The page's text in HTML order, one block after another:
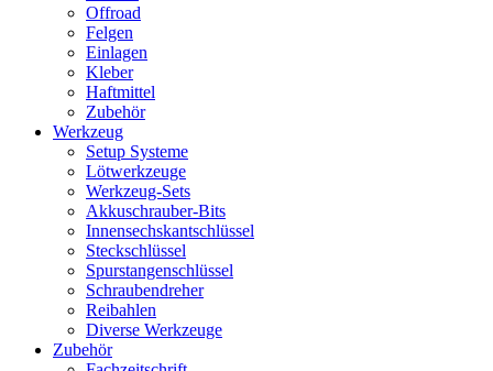
Offroad
Felgen
Einlagen
Kleber
Haftmittel
Zubehör
Werkzeug
Setup Systeme
Lötwerkzeuge
Werkzeug-Sets
Akkuschrauber-Bits
Innensechskantschlüssel
Steckschlüssel
Spurstangenschlüssel
Schraubendreher
Reibahlen
Diverse Werkzeuge
Zubehör